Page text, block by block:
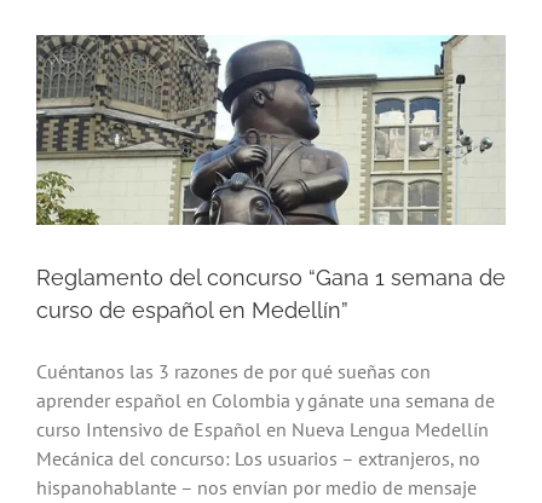
Reglamento del concurso “Gana 1 semana de
curso de español en Medellín”
Cuéntanos las 3 razones de por qué sueñas con
aprender español en Colombia y gánate una semana de
curso Intensivo de Español en Nueva Lengua Medellín
Mecánica del concurso: Los usuarios – extranjeros, no
hispanohablante – nos envían por medio de mensaje